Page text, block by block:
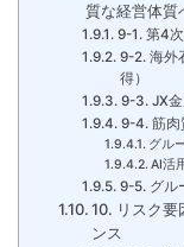
質な経営体質
9-1. 第4
9-2. 海外
得）
9-3. JX
9-4. 筋肉
グル
AI活
9-5. グル
10. リスク要
ンス